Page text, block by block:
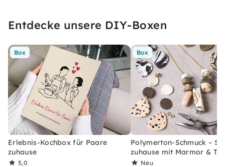
Entdecke unsere DIY-Boxen
Box
Erlebnis-Kochbox für Paare
zuhause
5,0
Box
Polymerton-Schmuck –
zuhause mit Marmor &
Neu